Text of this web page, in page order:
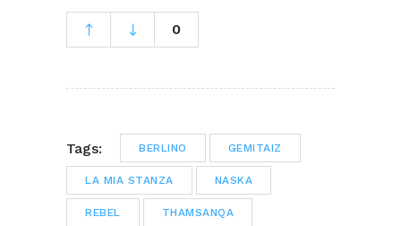
0
Tags: BERLINO GEMITAIZ
LA MIA STANZA NASKA
REBEL THAMSANQA